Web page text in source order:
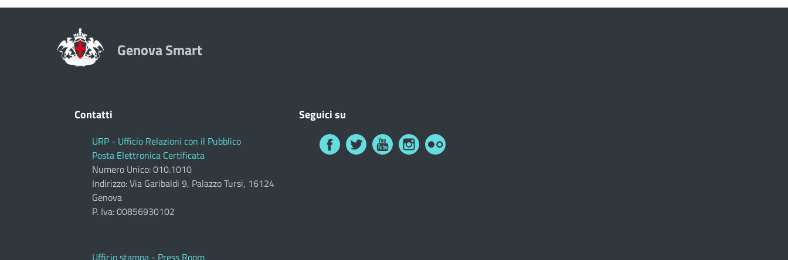
Genova Smart
Contatti
URP - Ufficio Relazioni con il Pubblico
Posta Elettronica Certificata
Numero Unico: 010.1010
Indirizzo: Via Garibaldi 9, Palazzo Tursi, 16124
Genova
P. Iva: 00856930102
Ufficio stampa - Press Room
Seguici su